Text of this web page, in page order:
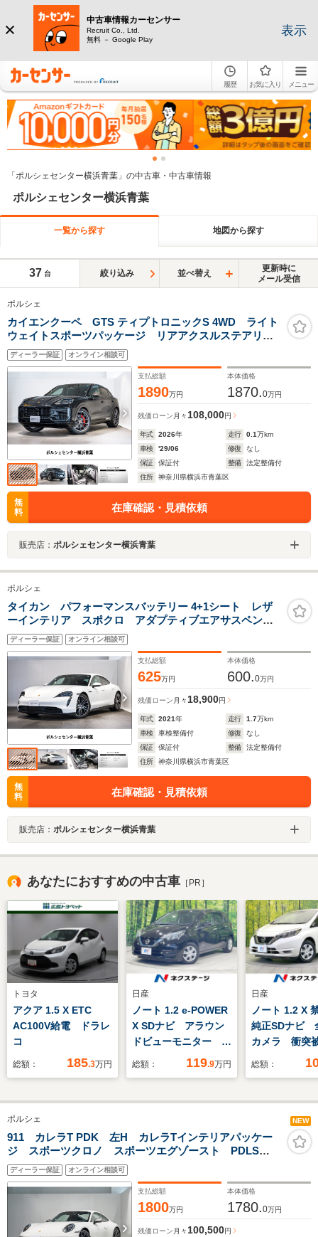
中古車情報カーセンサー
Recruit Co., Ltd.
無料 － Google Play
表示
履歴 お気に入り メニュー
「ポルシェセンター横浜青葉」の中古車・中古車情報
ポルシェセンター横浜青葉
一覧から探す 地図から探す
37 台 絞り込み 並べ替え
更新時に
メール受信
ポルシェ
カイエンクーペ GTS ティプトロニックS 4WD ライト
ウェイトスポーツパッケージ リアアクスルステアリン
グ 22インチ GTデザインホイール カーボンインテリ
ア 前後シートヒーター 4ゾーンエアコン プライバシ
ーガラス
ディーラー保証 オンライン相談可
支払総額
1890万円
本体価格
1870.0万円
残価ローン 月々108,000円
年式 2026年 走行 0.1万km
車検
'29/06 修復
なし
保証
保証付 整備
法定整備付
住所
神奈川県横浜市青葉区
無
料
在庫確認・見積依頼
販売店： ポルシェセンター横浜青葉
ポルシェ
タイカン パフォーマンスバッテリー 4+1シート レザ
ーインテリア スポクロ アダプティブエアサスペンシ
ョン シートヒーター 渋滞支援ACC 20インチ タイカ
ンターボホイール Pディスプレイ アンビエントライ
ト プライバシーガラス
ディーラー保証 オンライン相談可
支払総額
625万円
本体価格
600.0万円
残価ローン 月々18,900円
年式 2021年 走行 1.7万km
車検
車検整備付 修復
なし
保証
保証付 整備
法定整備付
住所
神奈川県横浜市青葉区
無
料
在庫確認・見積依頼
販売店： ポルシェセンター横浜青葉
あなたにおすすめの中古車 ［PR］
トヨタ
アクア 1.5 X ETC
AC100V給電 ドラレ
コ
総額： 185.3万円
日産
ノート 1.2 e-POWER
X SDナビ アラウン
ドビューモニター エ
マージェンシーブレー
トルームミラー LED
エアコン ステアリン
グスイッチ
総額： 119.9万円
日産
ノート 1.2 X
純正SDナビ
カメラ 衝突
システム ス
デジ ドラレ
総額：
ポルシェ NEW
911 カレラT PDK 左H カレラTインテリアパッケー
ジ スポーツクロノ スポーツエグゾースト PDLS
Plus ステアリングヒーター パワーステアリングプラ
ス リアシート ライトデザインパッケージ
ディーラー保証 オンライン相談可
支払総額
1800万円
本体価格
1780.0万円
残価ローン 月々 100,500円